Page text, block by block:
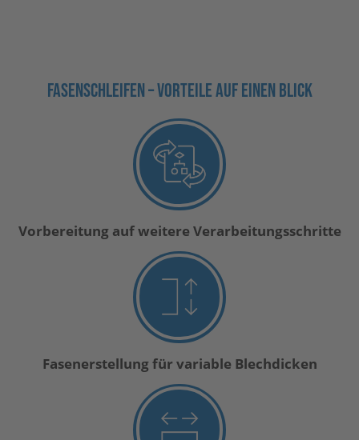
FASENSCHLEIFEN – VORTEILE AUF EINEN BLICK
Vorbereitung auf weitere Verarbeitungsschritte
Fasenerstellung für variable Blechdicken